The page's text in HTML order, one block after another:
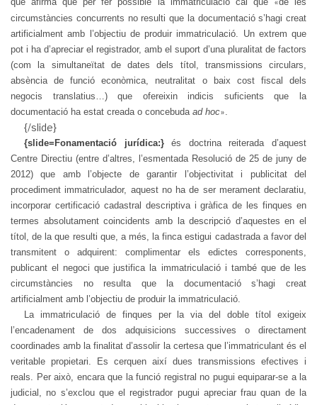
«
circumstàncies concurrents no resulti que la documentació s’hagi creat
artificialment amb l’objectiu de produir immatriculació. Un extrem que
pot i ha d’apreciar el registrador, amb el suport d’una pluralitat de factors
(com la simultaneïtat de dates dels títol, transmissions circulars,
absència de funció econòmica, neutralitat o baix cost fiscal dels
negocis translatius…) que ofereixin indicis suficients que la
documentació ha estat creada o concebuda ad hoc».
{/slide}
{slide=Fonamentació jurídica:}és doctrina reiterada d’aquest
Centre Directiu (entre d’altres, l’esmentada Resolució de 25 de juny de
2012) que amb l’objecte de garantir l’objectivitat i publicitat del
procediment immatriculador, aquest no ha de ser merament declaratiu,
incorporar certificació cadastral descriptiva i gràfica de les finques en
termes absolutament coincidents amb la descripció d’aquestes en el
títol, de la que resulti que, a més, la finca estigui cadastrada a favor del
transmitent o adquirent: complimentar els edictes corresponents,
publicant el negoci que justifica la immatriculació i també que de les
circumstàncies no resulta que la documentació s’hagi creat
artificialment amb l’objectiu de produir la immatriculació.
La immatriculació de finques per la via del doble títol exigeix
l’encadenament de dos adquisicions successives o directament
coordinades amb la finalitat d’assolir la certesa que l’immatriculant és el
veritable propietari. Es cerquen així dues transmissions efectives i
reals. Per això, encara que la funció registral no pugui equiparar-se a la
judicial, no s’exclou que el registrador pugui apreciar frau quan de la